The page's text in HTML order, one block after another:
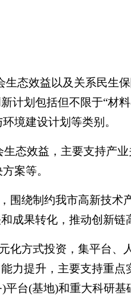
态效益以及关系民生
划包括但不限于“材
境建设计划等类别。
态效益，主要支持产
案等。
围绕制约我市高新技术
成果转化，推动创新链
化方式投资，集平台、
力提升，主要支持重
台(基地)和重大科研